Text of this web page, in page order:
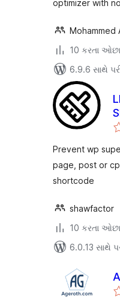
optimizer with
Mohammed
10 કરતા
6.9.6 સાથે
Prevent wp
page, post or
shortcode
shawfactor
10 કરતા
6.0.13 સાથે